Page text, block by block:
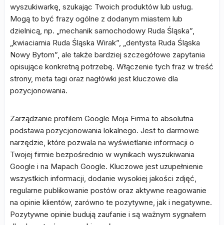
wyszukiwarkę, szukając Twoich produktów lub usług.
Mogą to być frazy ogólne z dodanym miastem lub
dzielnicą, np. „mechanik samochodowy Ruda Śląska”,
„kwiaciarnia Ruda Śląska Wirak”, „dentysta Ruda Śląska
Nowy Bytom”, ale także bardziej szczegółowe zapytania
opisujące konkretną potrzebę. Włączenie tych fraz w treść
strony, meta tagi oraz nagłówki jest kluczowe dla
pozycjonowania.
Zarządzanie profilem Google Moja Firma to absolutna
podstawa pozycjonowania lokalnego. Jest to darmowe
narzędzie, które pozwala na wyświetlanie informacji o
Twojej firmie bezpośrednio w wynikach wyszukiwania
Google i na Mapach Google. Kluczowe jest uzupełnienie
wszystkich informacji, dodanie wysokiej jakości zdjęć,
regularne publikowanie postów oraz aktywne reagowanie
na opinie klientów, zarówno te pozytywne, jak i negatywne.
Pozytywne opinie budują zaufanie i są ważnym sygnałem